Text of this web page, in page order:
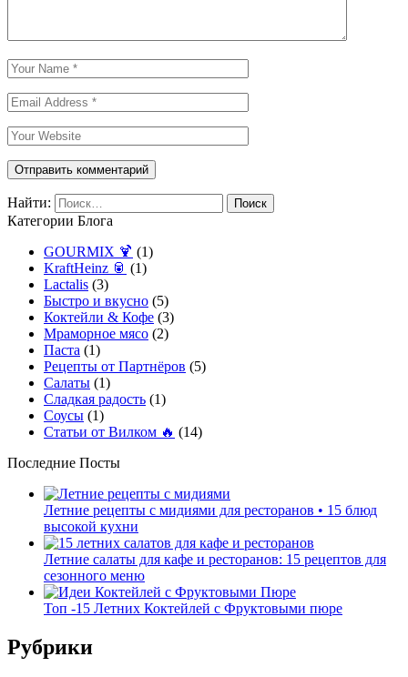
Найти:
Категории Блога
GOURMIX 🍹 (1)
KraftHeinz 🥫 (1)
Lactalis (3)
Быстро и вкусно (5)
Коктейли & Кофе (3)
Мраморное мясо (2)
Паста (1)
Рецепты от Партнёров (5)
Салаты (1)
Сладкая радость (1)
Соусы (1)
Статьи от Вилком 🔥 (14)
Последние Посты
Летние рецепты с мидиями для ресторанов • 15 блюд
высокой кухни
Летние салаты для кафе и ресторанов: 15 рецептов для
сезонного меню
Топ -15 Летних Коктейлей с Фруктовыми пюре
Рубрики